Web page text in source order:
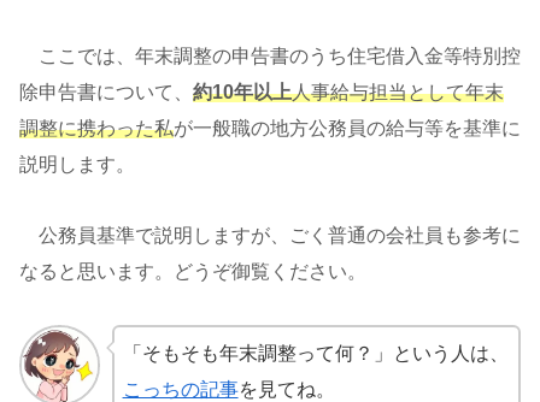
ここでは、年末調整の申告書のうち住宅借入金等特別控
除申告書について、 約10年以上人事給与担当として年末
調整に携わった私が一般職の地方公務員の給与等を基準に
説明します。
公務員基準で説明しますが、ごく普通の会社員も参考に
なると思います。どうぞ御覧ください。
「そもそも年末調整って何？」という人は、
こっちの記事を見てね。